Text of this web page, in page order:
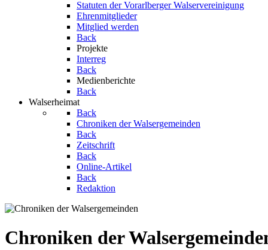
Statuten der Vorarlberger Walservereinigung
Ehrenmitglieder
Mitglied werden
Back
Projekte
Interreg
Back
Medienberichte
Back
Walserheimat
Back
Chroniken der Walsergemeinden
Back
Zeitschrift
Back
Online-Artikel
Back
Redaktion
Chroniken der